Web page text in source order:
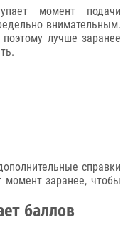
момент подачи
внимательным.
лучше заранее
справки
момент заранее, чтобы
баллов